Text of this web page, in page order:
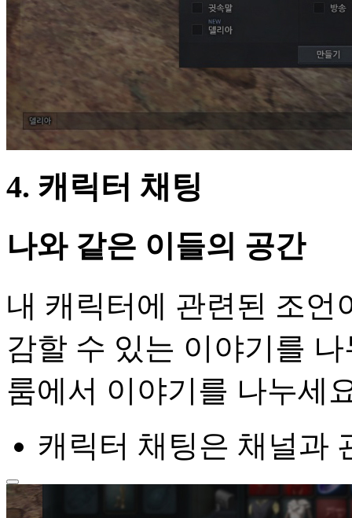
4. 캐릭터 채팅
나와 같은 이들의 공간
내 캐릭터에 관련된 조언
감할 수 있는 이야기를
룸에서 이야기를 나누세
캐릭터 채팅은 채널과